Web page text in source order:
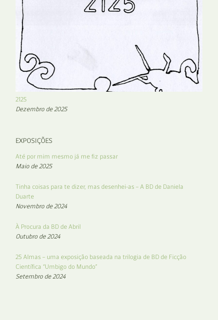
2125
Dezembro de 2025
EXPOSIÇÕES
Até por mim mesmo já me fiz passar
Maio de 2025
Tinha coisas para te dizer, mas desenhei-as – A BD de Daniela
Duarte
Novembro de 2024
À Procura da BD de Abril
Outubro de 2024
25 Almas – uma exposição baseada na trilogia de BD de Ficção
Científica “Umbigo do Mundo”
Setembro de 2024